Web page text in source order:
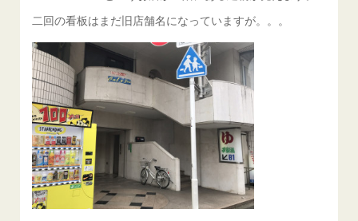
二回の看板はまだ旧店舗名になっていますが。。。